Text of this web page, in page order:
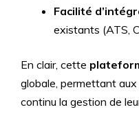
Facilité
existants (ATS,
En clair, cette
globale, permettant aux
continu la gestion de